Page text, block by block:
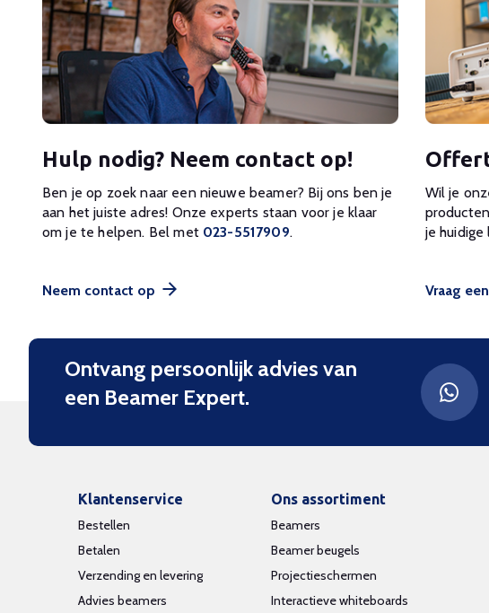
Hulp nodig? Neem contact op!
Ben je op zoek naar een nieuwe beamer? Bij ons ben je
aan het juiste adres! Onze experts staan voor je klaar
om je te helpen. Bel met 023-5517909.
Neem contact op
Wil je
je huidige
Vraag
Ontvang persoonlijk advies van
een Beamer Expert.
Klantenservice
Bestellen
Betalen
Verzending en levering
Advies beamers
Ons assortiment
Beamers
Beamer beugels
Projectieschermen
Interactieve whiteboards